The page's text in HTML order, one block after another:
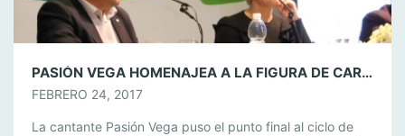
PASIÓN VEGA HOMENAJEA A LA FIGURA DE CARLOS CANO EN LAS IV JORNADAS CULTURALES ANDALUZAS
FEBRERO 24, 2017
La cantante Pasión Vega puso el punto final al ciclo de